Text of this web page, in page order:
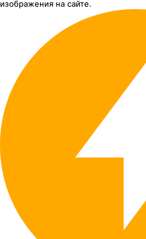
изображения на сайте.